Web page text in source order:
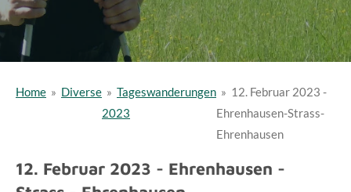
Home » Diverse » Tageswanderungen
2023
» 12. Februar 2023 -
Ehrenhausen-Strass-
Ehrenhausen
12. Februar 2023 - Ehrenhausen -